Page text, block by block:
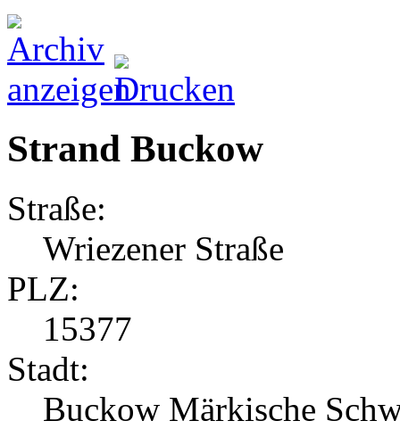
Strand Buckow
Straße:
Wriezener Straße
PLZ:
15377
Stadt:
Buckow Märkische